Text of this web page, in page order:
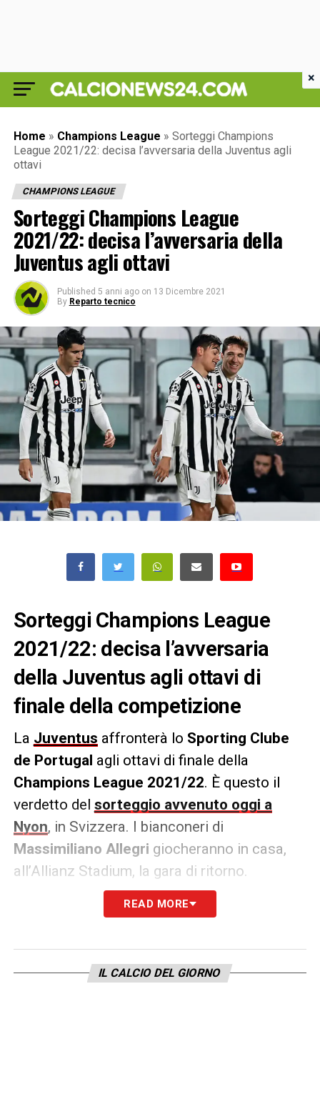
Home » Champions League » Sorteggi Champions
League 2021/22: decisa l’avversaria della Juventus agli
ottavi
CHAMPIONS LEAGUE
Sorteggi Champions League
2021/22: decisa l’avversaria della
Juventus agli ottavi
Published 5 anni ago on 13 Dicembre 2021
By Reparto tecnico
Sorteggi Champions League
2021/22: decisa l’avversaria
della Juventus agli ottavi di
finale della competizione
La Juventus affronterà lo Sporting Clube
de Portugal agli ottavi di finale della
Champions League 2021/22. È questo il
verdetto del sorteggio avvenuto oggi a
Nyon, in Svizzera. I bianconeri di
Massimiliano Allegri giocheranno in casa,
all’Allianz Stadium, la gara di ritorno.
LA PLAYLIST DELLE NOSTRE TOP NEWS
READ MORE
IL CALCIO DEL GIORNO
×